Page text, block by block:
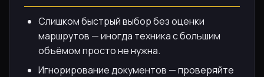
Слишком быстрый выбор без оценки
маршрутов — иногда техника с большим
объёмом просто не нужна.
Игнорирование документов — проверяйте